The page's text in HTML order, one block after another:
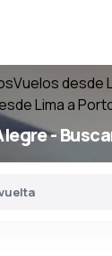
Vuelos desde
Lima a
-